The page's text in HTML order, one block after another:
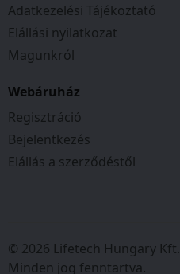
Adatkezelési Tájékoztató
Elállási nyilatkozat
Magunkról
Webáruház
Regisztráció
Bejelentkezés
Elállás a szerződéstől
© 2026 Lifetech Hungary Kft.
Minden jog fenntartva.